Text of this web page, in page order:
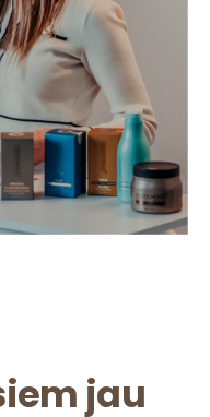
jau